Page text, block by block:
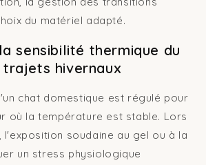
du matériel adapté.
sensibilité thermique du
hivernaux
chat domestique est régulé pour
où la température est stable. Lors
l'exposition soudaine au gel ou à la
un stress physiologique